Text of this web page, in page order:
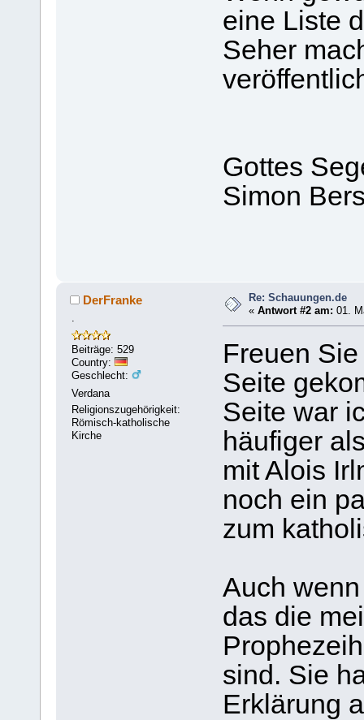
eine Liste
Seher
Gottes
Simon
DerFranke
.
Beiträge: 529
Country:
Geschlecht:
Verdana
Religionszugehörigkeit:
Römisch-katholische
Kirche
Re: Schauungen.de
«Antwort #2 am: 01.
Freuen
Seite
Seite war
häufiger
mit Alois
noch ein
zum
Auch
das die
sind. Sie
Erklärung